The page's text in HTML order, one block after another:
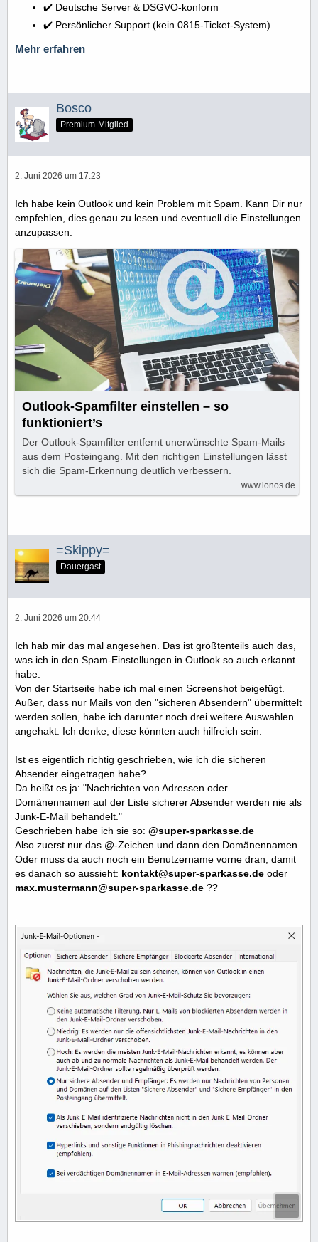
✔️ Deutsche Server & DSGVO-konform
✔️ Persönlicher Support (kein 0815-Ticket-System)
Mehr erfahren
Bosco
Premium-Mitglied
2. Juni 2026 um 17:23
Ich habe kein Outlook und kein Problem mit Spam. Kann Dir nur
empfehlen, dies genau zu lesen und eventuell die Einstellungen
anzupassen:
Outlook-Spamfilter einstellen – so
funktioniert’s
Der Outlook-Spamfilter entfernt unerwünschte Spam-Mails
aus dem Posteingang. Mit den richtigen Einstellungen lässt
sich die Spam-Erkennung deutlich verbessern.
www.ionos.de
=Skippy=
Dauergast
2. Juni 2026 um 20:44
Ich hab mir das mal angesehen. Das ist größtenteils auch das,
was ich in den Spam-Einstellungen in Outlook so auch erkannt
habe.
Von der Startseite habe ich mal einen Screenshot beigefügt.
Außer, dass nur Mails von den "sicheren Absendern" übermittelt
werden sollen, habe ich darunter noch drei weitere Auswahlen
angehakt. Ich denke, diese könnten auch hilfreich sein.
Ist es eigentlich richtig geschrieben, wie ich die sicheren
Absender eingetragen habe?
Da heißt es ja: "Nachrichten von Adressen oder
Domänennamen auf der Liste sicherer Absender werden nie als
Junk-E-Mail behandelt."
Geschrieben habe ich sie so: @super-sparkasse.de
Also zuerst nur das @-Zeichen und dann den Domänennamen.
Oder muss da auch noch ein Benutzername vorne dran, damit
es danach so aussieht: kontakt@super-sparkasse.de oder
max.mustermann@super-sparkasse.de ??